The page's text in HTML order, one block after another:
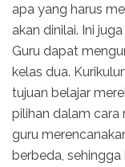
apa yang harus
akan dinilai. Ini
Guru dapat
kelas dua.
tujuan belajar
pilihan dalam cara
guru
berbeda,